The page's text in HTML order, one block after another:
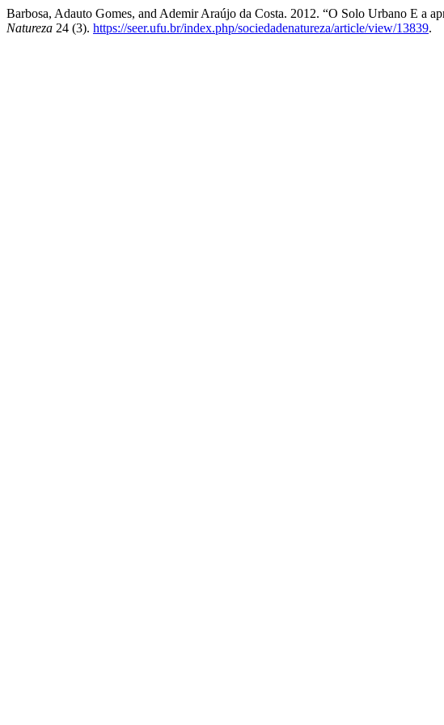
Barbosa, Adauto Gomes, and Ademir Araújo da Costa. 2012. “O Solo Urbano E a
Natureza 24 (3). https://seer.ufu.br/index.php/sociedadenatureza/article/view/13839.